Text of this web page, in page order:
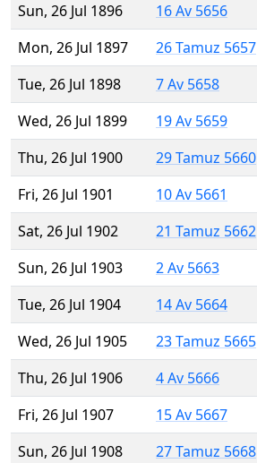
Sun, 26 Jul 1896
16 Av 5656
Mon, 26 Jul 1897
26 Tamuz 5657
Tue, 26 Jul 1898
7 Av 5658
Wed, 26 Jul 1899
19 Av 5659
Thu, 26 Jul 1900
29 Tamuz 5660
Fri, 26 Jul 1901
10 Av 5661
Sat, 26 Jul 1902
21 Tamuz 5662
Sun, 26 Jul 1903
2 Av 5663
Tue, 26 Jul 1904
14 Av 5664
Wed, 26 Jul 1905
23 Tamuz 5665
Thu, 26 Jul 1906
4 Av 5666
Fri, 26 Jul 1907
15 Av 5667
Sun, 26 Jul 1908
27 Tamuz 5668